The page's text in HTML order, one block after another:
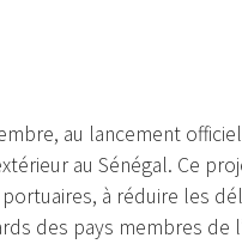
au lancement
au Sénégal. Ce
à réduire les
des pays membres de